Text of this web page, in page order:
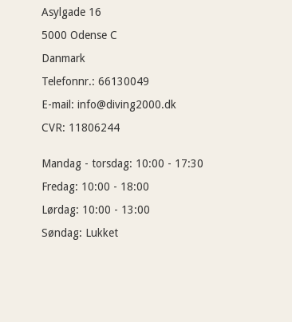
Asylgade 16
5000 Odense C
Danmark
Telefonnr.: 66130049
E-mail : info@diving2000.dk
CVR: 11806244
Mandag - torsdag: 10:00 - 17:30
Fredag: 10:00 - 18:00
Lørdag: 10:00 - 13:00
Søndag: Lukket